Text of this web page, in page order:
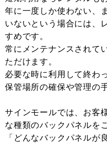
年に一度しか使わない、
いないという場合には、
すめです。
常にメンテナンスされて
ただけます。
必要な時に利用して終わ
保管場所の確保や管理の
サインモールでは、お客
な種類のバックパネルを
「どんなバックパネル